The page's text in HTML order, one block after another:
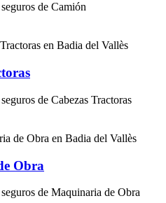
de Camión
de Cabezas Tractoras
Obra
de Maquinaria de Obra